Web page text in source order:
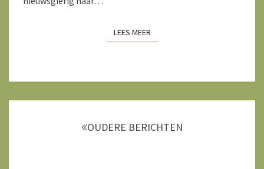
LEES MEERLEES MEER
OUDERE BERICHTEN